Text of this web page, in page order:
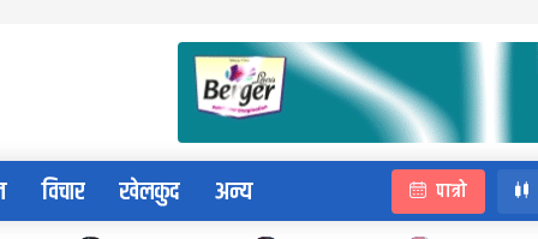
विचार खेलकुद अन्य पात्रो